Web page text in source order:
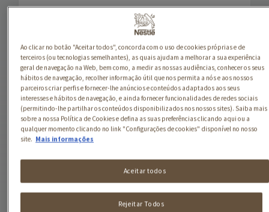
Chocolate KITKAT com o
mesmo sabor de sempre,
mas num formato mais
pequeno. Ideal para um
mini break ou para
partilhar com toda a
família.
Produzido com cacau
sustentável proveniente
do Nestlé Cocoa Plan.
Ao clicar no botão "Aceitar todos", concorda com o uso de cookies próprias e de
terceiros (ou tecnologias semelhantes), as quais ajudam a melhorar a sua experiência
geral de navegação na Web, bem como, a medir as nossas audiências, conhecer os seus
hábitos de navegação, recolher informação útil que nos permita a nós e aos nossos
parceiros criar perfis e fornecer-lhe anúncios e conteúdos adaptados aos seus
interesses e hábitos de navegação, e ainda fornecer funcionalidades de redes sociais
(permitindo-lhe partilhar os conteúdos disponibilizados nos nossos sites). Saiba mais
sobre a nossa Política de Cookies e defina as suas preferências clicando aqui ou a
qualquer momento clicando no link "Configurações de cookies" disponível no nosso
site. Mais informações
Rejeitar Todos
Aceitar todos